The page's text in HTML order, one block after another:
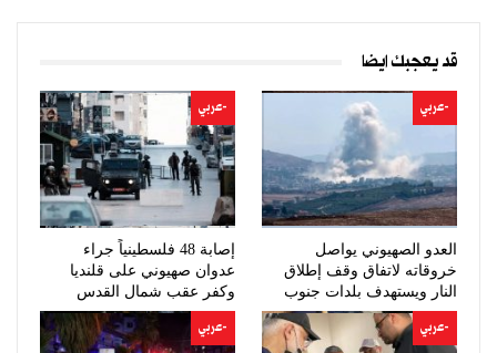
قد يعجبك ايضا
-عربي
العدو الصهيوني يواصل
خروقاته لاتفاق وقف إطلاق
النار ويستهدف بلدات جنوب
لبنان
-عربي
إصابة 48 فلسطينياً جراء
عدوان صهيوني على قلنديا
وكفر عقب شمال القدس
-عربي -عربي